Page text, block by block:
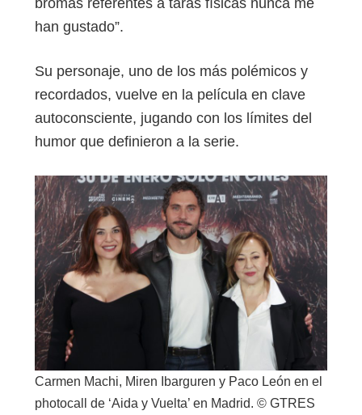
han gustado”.
Su personaje, uno de los más polémicos y
recordados, vuelve en la película en clave
autoconsciente, jugando con los límites del
humor que definieron a la serie.
Carmen Machi, Miren Ibarguren y Paco León en el
photocall de ‘Aida y Vuelta’ en Madrid. © GTRES